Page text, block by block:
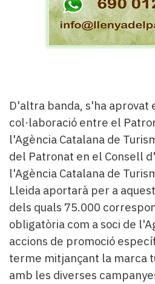
D'altra banda, s'ha aprovat
col·laboració entre el
l'Agència Catalana de
del Patronat en el Consell
l'Agència Catalana de
Lleida aportarà per a
dels quals 75.000
obligatòria com a soci de
accions de promoció
terme mitjançant la marca
amb les diverses